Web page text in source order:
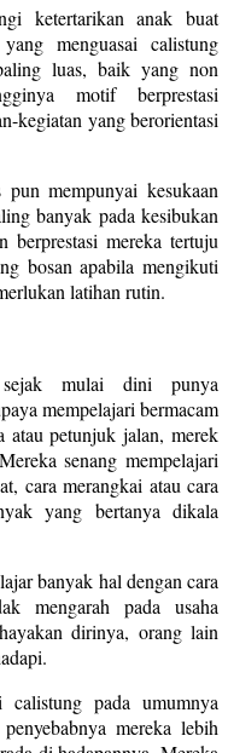
ketertarikan anak buat
menguasai calistung
luas, baik yang non
motif berprestasi
kegiatan yang berorientasi
mempunyai kesukaan
banyak pada kesibukan
berprestasi mereka tertuju
bosan apabila mengikuti
latihan rutin.
mulai dini punya
mempelajari bermacam
atau petunjuk jalan, merek
senang mempelajari
cara merangkai atau cara
yang bertanya dikala
banyak hal dengan cara
mengarah pada usaha
dirinya, orang lain
calistung pada umumnya
mereka lebih